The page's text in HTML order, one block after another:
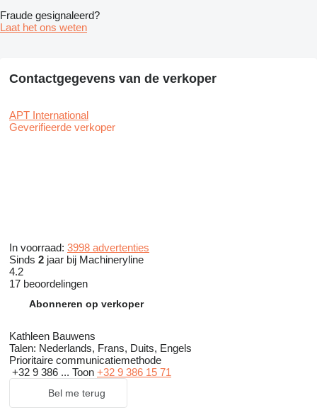
Fraude gesignaleerd?
Laat het ons weten
Contactgegevens van de verkoper
APT International
Geverifieerde verkoper
In voorraad: 3998 advertenties
Sinds 2 jaar bij Machineryline
4.2
17 beoordelingen
Abonneren op verkoper
Kathleen Bauwens
Talen: Nederlands, Frans, Duits, Engels
Prioritaire communicatiemethode
+32 9 386 ... Toon +32 9 386 15 71
Bel me terug